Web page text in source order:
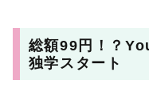
総額99円！？
独学スタート